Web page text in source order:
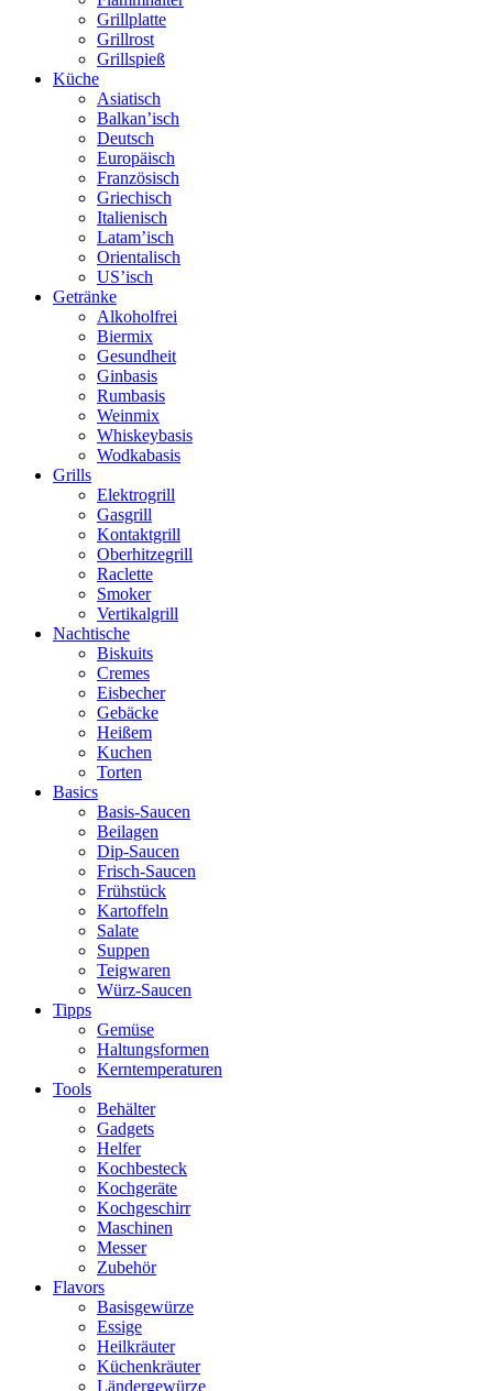
Grillplatte
Grillrost
Grillspieß
Küche
Asiatisch
Balkan’isch
Deutsch
Europäisch
Französisch
Griechisch
Italienisch
Latam’isch
Orientalisch
US’isch
Getränke
Alkoholfrei
Biermix
Gesundheit
Ginbasis
Rumbasis
Weinmix
Whiskeybasis
Wodkabasis
Grills
Elektrogrill
Gasgrill
Kontaktgrill
Oberhitzegrill
Raclette
Smoker
Vertikalgrill
Nachtische
Biskuits
Cremes
Eisbecher
Gebäcke
Heißem
Kuchen
Torten
Basics
Basis-Saucen
Beilagen
Dip-Saucen
Frisch-Saucen
Frühstück
Kartoffeln
Salate
Suppen
Teigwaren
Würz-Saucen
Tipps
Gemüse
Haltungsformen
Kerntemperaturen
Tools
Behälter
Gadgets
Helfer
Kochbesteck
Kochgeräte
Kochgeschirr
Maschinen
Messer
Zubehör
Flavors
Basisgewürze
Essige
Heilkräuter
Küchenkräuter
Ländergewürze